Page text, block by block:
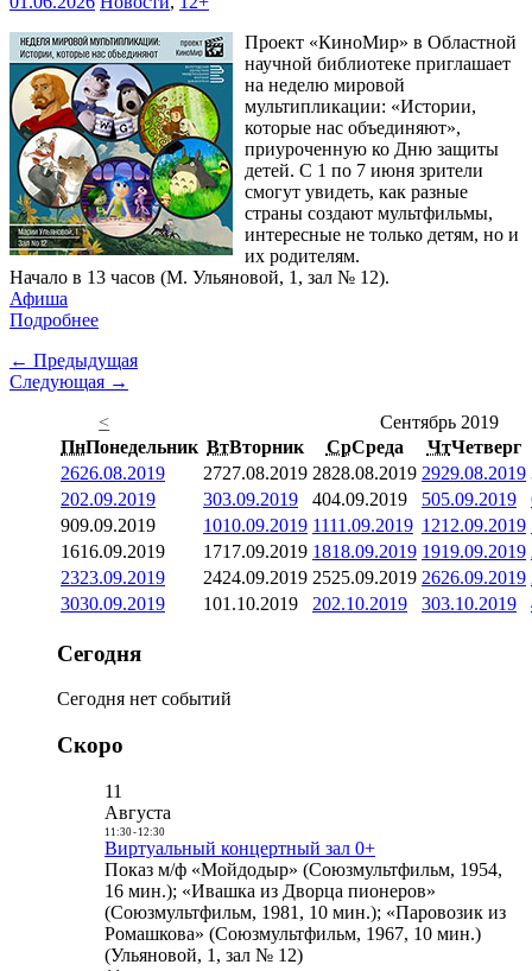
Проект «КиноМир» в Областной
научной библиотеке приглашает
на неделю мировой
мультипликации: «Истории,
которые нас объединяют»,
приуроченную ко Дню защиты
детей. С 1 по 7 июня зрители
смогут увидеть, как разные
страны создают мультфильмы,
интересные не только детям, но и
их родителям.
Начало в 13 часов (М. Ульяновой, 1, зал № 12).
Афиша
Подробнее
← Предыдущая
Следующая →
<
Сентябрь 2019
ПнПонедельник ВтВторник СрСреда ЧтЧетверг
2626.08.2019 2727.08.2019 2828.08.2019 2929.08.2019
202.09.2019 303.09.2019 404.09.2019 505.09.2019
909.09.2019 1010.09.2019 1111.09.2019 1212.09.2019
1616.09.2019 1717.09.2019 1818.09.2019 1919.09.2019
2323.09.2019 2424.09.2019 2525.09.2019 2626.09.2019
3030.09.2019 101.10.2019 202.10.2019 303.10.2019
Сегодня
Сегодня нет событий
Скоро
11
Августа
11:30- 12:30
Виртуальный концертный зал 0+
Показ м/ф «Мойдодыр» (Союзмультфильм, 1954,
16 мин.); «Ивашка из Дворца пионеров»
(Союзмультфильм, 1981, 10 мин.); «Паровозик из
Ромашкова» (Союзмультфильм, 1967, 10 мин.)
(Ульяновой, 1, зал № 12)